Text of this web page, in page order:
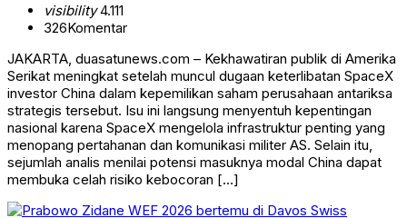
visibility4.111
326Komentar
JAKARTA, duasatunews.com – Kekhawatiran publik di Amerika
Serikat meningkat setelah muncul dugaan keterlibatan SpaceX
investor China dalam kepemilikan saham perusahaan antariksa
strategis tersebut. Isu ini langsung menyentuh kepentingan
nasional karena SpaceX mengelola infrastruktur penting yang
menopang pertahanan dan komunikasi militer AS. Selain itu,
sejumlah analis menilai potensi masuknya modal China dapat
membuka celah risiko kebocoran […]